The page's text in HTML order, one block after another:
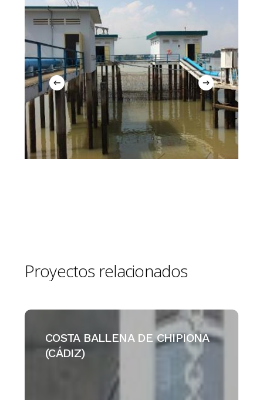
Proyectos relacionados
COSTA
BALLENA
CHIPIONA
COSTA BALLENA DE CHIPIONA
(CÁDIZ)